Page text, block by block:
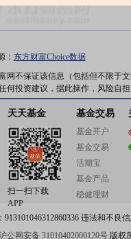
： 东方财富Choice数据
不保证该信息（包括但不限于
投资建议，据此操作，风险自担
天天基金
扫一扫下载
APP
基金交易
基金开户
基金交易
活期宝
基金产品
稳健理财
违法和不良信
公网安备 31010402000120号版权